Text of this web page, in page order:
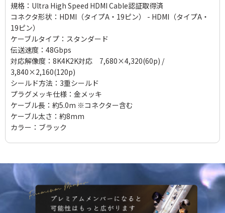
規格：Ultra High Speed HDMI Cable認証取得済
コネクタ形状：HDMI（タイプA・19ピン） - HDMI（タイプA・
19ピン）
ケーブルタイプ：スタンダード
伝送速度：48Gbps
対応解像度：8K4K2K対応 7,680×4,320(60p) /
3,840×2,160(120p)
シールド方法：3重シールド
プラグメッキ仕様：金メッキ
ケーブル長：約5.0m ※コネクター含む
ケーブル太さ：約8mm
カラー：ブラック